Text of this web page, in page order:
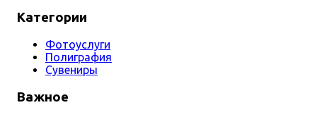
Категории
Фотоуслуги
Полиграфия
Сувениры
Важное